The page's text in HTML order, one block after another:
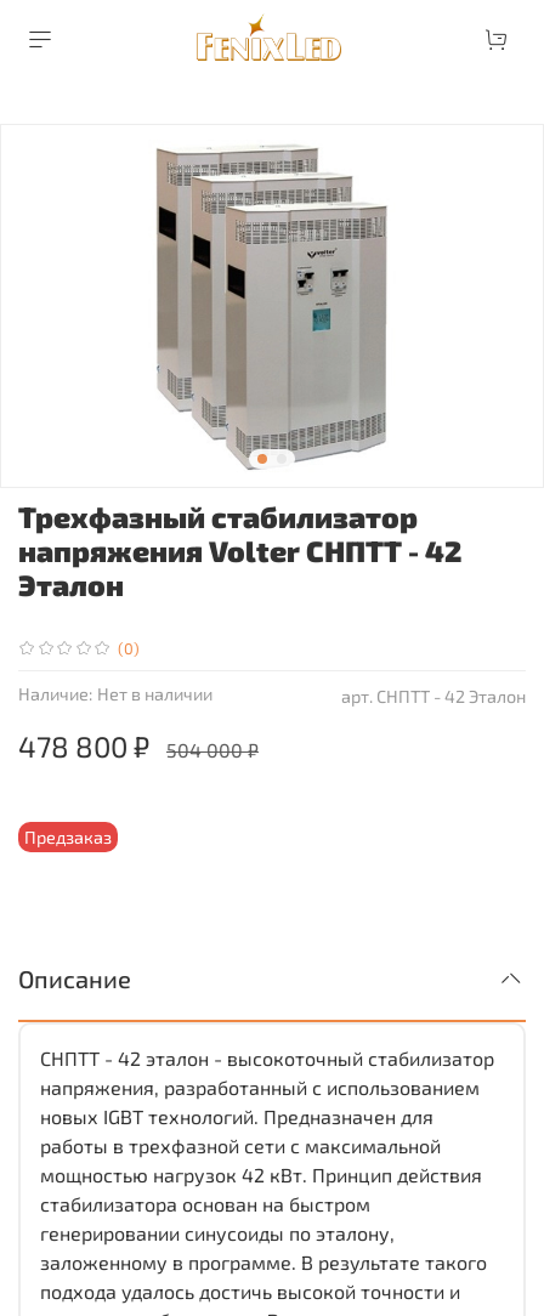
(0)
арт. СНПТТ - 42 Эталон
Наличие: Нет в наличии
Предзаказ
Трехфазный стабилизатор
напряжения Volter СНПТТ - 42
Эталон
478 800 ₽ 504 000 ₽
Описание
СНПТТ - 42 эталон - высокоточный стабилизатор
напряжения, разработанный с использованием
новых IGBT технологий. Предназначен для
работы в трехфазной сети с максимальной
мощностью нагрузок 42 кВт. Принцип действия
стабилизатора основан на быстром
генерировании синусоиды по эталону,
заложенному в программе. В результате такого
подхода удалось достичь высокой точности и